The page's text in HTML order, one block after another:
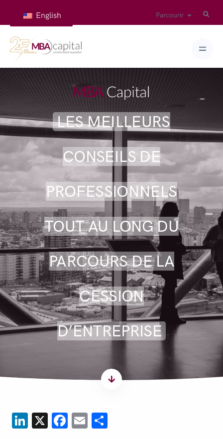
English Parcourir
LES MEILLEURS
CONSEILS DE
PROFESSIONNELS
TOUT AU LONG DU
PARCOURS DE LA
CESSION
D’ENTREPRISE
LinkedIn
X Facebook
Email